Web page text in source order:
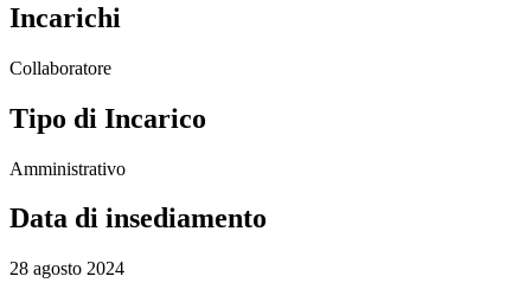
Incarichi
Collaboratore
Tipo di Incarico
Amministrativo
Data di insediamento
28 agosto 2024